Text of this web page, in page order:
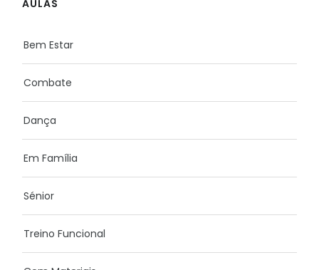
AULAS
Bem Estar
Combate
Dança
Em Família
Sénior
Treino Funcional